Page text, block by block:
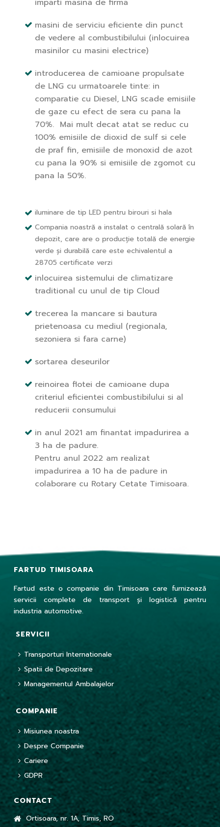
imparti masina de firma
masini de serviciu eficiente din punct
de vedere al combustibilului (inlocuirea
masinilor cu masini electrice)
introducerea de camioane propulsate
de LNG cu urmatoarele tinte: in
comparatie cu Diesel, LNG scade emisiile
de gaze cu efect de sera cu pana la
70%. Mai mult decat atat se reduc cu
100% emisiile de dioxid de sulf si cele
de praf fin, emisiile de monoxid de azot
cu pana la 90% si emisiile de zgomot cu
pana la 50%.
iluminare de tip LED pentru birouri si hala
Compania noastră a instalat o centrală solară în
depozit, care are o producție totală de energie
verde și durabilă care este echivalentul a
28705 certificate verzi
inlocuirea sistemului de climatizare
traditional cu unul de tip Cloud
trecerea la mancare si bautura
prietenoasa cu mediul (regionala,
sezoniera si fara carne)
sortarea deseurilor
reinoirea flotei de camioane dupa
criteriul eficientei combustibilului si al
reducerii consumului
in anul 2021 am finantat impadurirea a
3 ha de padure.
Pentru anul 2022 am realizat
impadurirea a 10 ha de padure in
colaborare cu Rotary Cetate Timisoara.
FARTUD TIMISOARA
Fartud este o companie din Timisoara care furnizează
servicii complete de transport și logistică pentru
industria automotive.
SERVICII
Transporturi Internationale
Spatii de Depozitare
Managementul Ambalajelor
COMPANIE
Misiunea noastra
Despre Companie
Cariere
GDPR
CONTACT
Ortisoara, nr. 1A, Timis, RO